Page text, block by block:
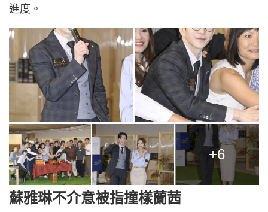
進度。
+6
蘇雅琳不介意被指撞樣蘭茜